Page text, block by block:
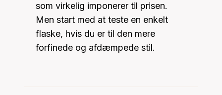
som virkelig imponerer til prisen.
Men start med at teste en enkelt
flaske, hvis du er til den mere
forfinede og afdæmpede stil.